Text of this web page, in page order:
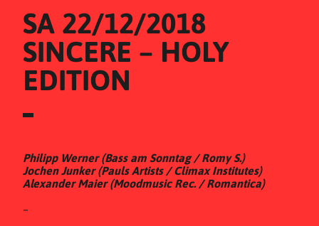
SA 22/12/2018
SINCERE – HOLY
EDITION
Philipp Werner (Bass am Sonntag / Romy S.)
Jochen Junker (Pauls Artists / Climax Institutes)
Alexander Maier (Moodmusic Rec. / Romantica)
–